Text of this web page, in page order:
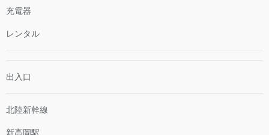
充電器
レンタル
出入口
北陸新幹線
新高岡駅